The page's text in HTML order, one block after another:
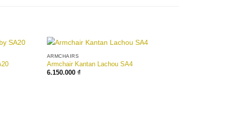
ARMCHAIRS
Armchair Kantan Lachou SA4
6.150.000 ₫